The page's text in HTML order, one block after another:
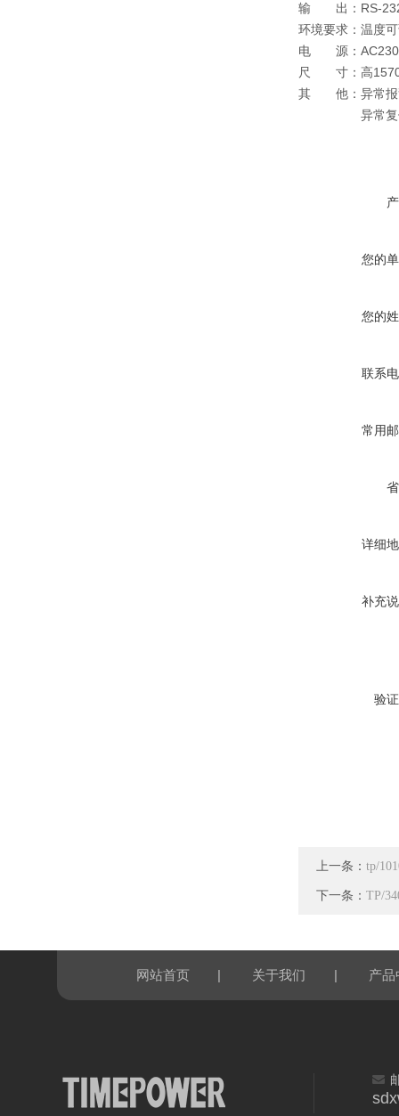
输 出：RS-232
环境要求：温度
电 源：
尺 寸：高
其 他：异常报
异常复位和断
您的
您的
联系
常用
详细
补充
验
上一条： tp/
下一条： TP/
网站首页 | 关于我们 | 产品